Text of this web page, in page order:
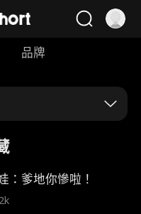
品牌
：爹地你慘啦！